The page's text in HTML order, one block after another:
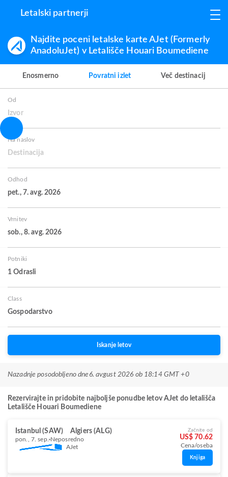
Letalski partnerji
Najdite poceni letalske karte AJet (Formerly
AnadoluJet) v Letališče Houari Boumediene
Enosmerno Povratni izlet Več destinacij
Od
Izvor
Na naslov
Destinacija
Odhod
pet., 7. avg. 2026
Vrnitev
sob., 8. avg. 2026
Potniki
1 Odrasli
Class
Gospodarstvo
Iskanje letov
Nazadnje posodobljeno dne 6. avgust 2026 ob 18:14 GMT +0
Rezervirajte in pridobite najboljše ponudbe letov AJet do letališča
Letališče Houari Boumediene
Istanbul (SAW) Algiers (ALG)
pon., 7. sep. Neposredno
AJet
Začnite od
US$ 70.62
Cena/oseba
Knjiga